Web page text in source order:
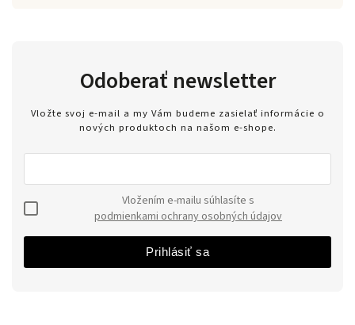
Odoberať newsletter
Vložte svoj e-mail a my Vám budeme zasielať informácie o
nových produktoch na našom e-shope.
podmienkami ochrany osobných údajov
Prihlásiť sa